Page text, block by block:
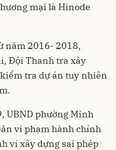
mại là Hinode
năm 2016- 2018,
Đội Thanh tra xây
tra dự án tuy nhiên
UBND phường Minh
vi phạm hành chính
vi xây dựng sai phép